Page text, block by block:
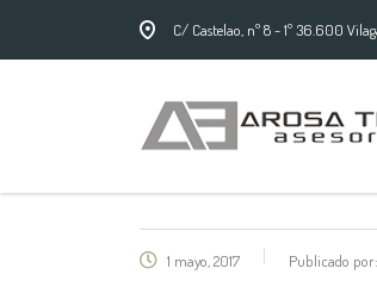
C/ Castelao, nº 8 - 1º 36.600
1 mayo, 2017 Publicado por: